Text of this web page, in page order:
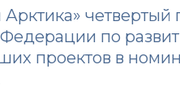
четвертый
по
проектов в